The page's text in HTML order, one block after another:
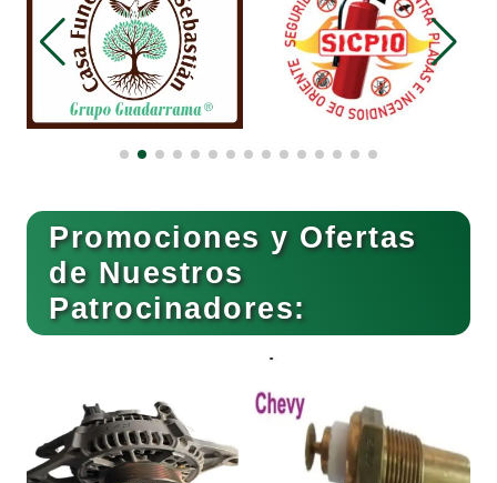
Bordados y Estampados
Boutiques
Buceo
Cafeterías
Cámaras de Comercio
Promociones y Ofertas
de Nuestros
Patrocinadores: